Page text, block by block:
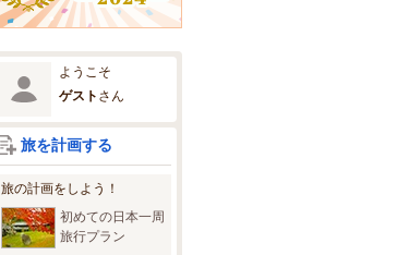
ようこそ
ゲスト さん
旅を計画する
旅の計画をしよう！
初めての日本一周
旅行プラン